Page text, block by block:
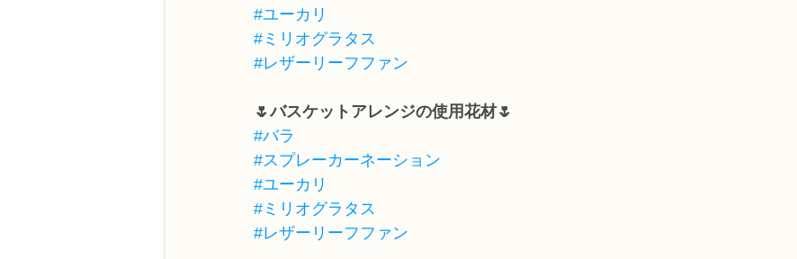
#ユーカリ
#ミリオグラタス
#レザーリーフファン
🌷バスケットアレンジの使用花材🌷
#バラ
#スプレーカーネーション
#ユーカリ
#ミリオグラタス
#レザーリーフファン